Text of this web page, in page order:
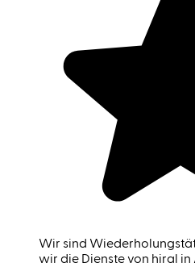
Wir sind
wir die Dienste von hiral